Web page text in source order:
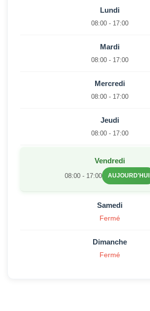
Lundi
08:00 - 17:00
Mardi
08:00 - 17:00
Mercredi
08:00 - 17:00
Jeudi
08:00 - 17:00
Vendredi
08:00 - 17:00 AUJOURD'HUI
Samedi
Fermé
Dimanche
Fermé